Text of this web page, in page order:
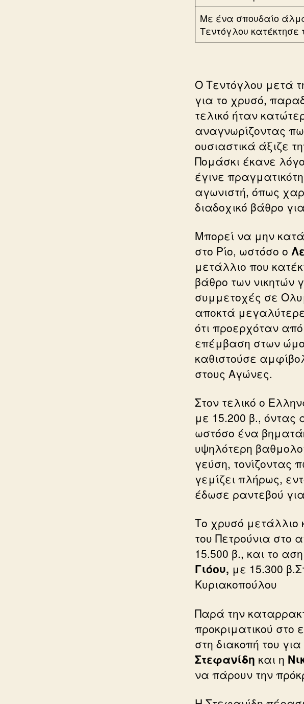
Με ένα σπουδαίο
Τεντόγλου κατέκτησε
Ο Τεντόγλου μετά
για το χρυσό,
τελικό ήταν
αναγνωρίζοντας
ουσιαστικά άξιζε
Πομάσκι έκανε
έγινε
αγωνιστή, όπως
διαδοχικό βάθρο
Μπορεί να μην
στο Ρίο, ωστόσο ο
μετάλλιο που
βάθρο των νικητών
συμμετοχές σε
αποκτά
ότι προερχόταν
επέμβαση στων
καθιστούσε
στους Αγώνες.
Στον τελικό ο
με 15.200 β., όντας
ωστόσο ένα
υψηλότερη
γεύση, τονίζοντας
γεμίζει πλήρως,
έδωσε ραντεβού
Το χρυσό μετάλλιο
του Πετρούνια στο
15.500 β., και το
Γιόου, με 15.300
Κυριακοπούλου
Παρά την
προκριματικού στο
στη διακοπή του
Στεφανίδη και η
να πάρουν την